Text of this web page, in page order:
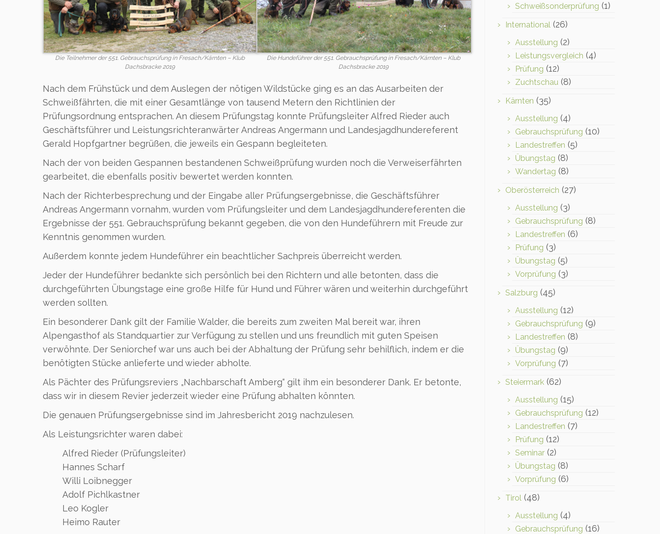
Die Teilnehmer der 551. Gebrauchsprüfung in Fresach/Kärnten – Klub
Dachsbracke 2019
Die Hundeführer der 551. Gebrauchsprüfung in Fresach/Kärnten – Klub
Dachsbracke 2019
Nach dem Frühstück und dem Auslegen der nötigen Wildstücke ging es an das Ausarbeiten der
Schweißfährten, die mit einer Gesamtlänge von tausend Metern den Richtlinien der
Prüfungsordnung entsprachen. An diesem Prüfungstag konnte Prüfungsleiter Alfred Rieder auch
Geschäftsführer und Leistungsrichteranwärter Andreas Angermann und Landesjagdhundereferent
Gerald Hopfgartner begrüßen, die jeweils ein Gespann begleiteten.
Nach der von beiden Gespannen bestandenen Schweißprüfung wurden noch die Verweiserfährten
gearbeitet, die ebenfalls positiv bewertet werden konnten.
Nach der Richterbesprechung und der Eingabe aller Prüfungsergebnisse, die Geschäftsführer
Andreas Angermann vornahm, wurden vom Prüfungsleiter und dem Landesjagdhundereferenten die
Ergebnisse der 551. Gebrauchsprüfung bekannt gegeben, die von den Hundeführern mit Freude zur
Kenntnis genommen wurden.
Außerdem konnte jedem Hundeführer ein beachtlicher Sachpreis überreicht werden.
Jeder der Hundeführer bedankte sich persönlich bei den Richtern und alle betonten, dass die
durchgeführten Übungstage eine große Hilfe für Hund und Führer wären und weiterhin durchgeführt
werden sollten.
Ein besonderer Dank gilt der Familie Walder, die bereits zum zweiten Mal bereit war, ihren
Alpengasthof als Standquartier zur Verfügung zu stellen und uns freundlich mit guten Speisen
verwöhnte. Der Seniorchef war uns auch bei der Abhaltung der Prüfung sehr behilflich, indem er die
benötigten Stücke anlieferte und wieder abholte.
Als Pächter des Prüfungsreviers „Nachbarschaft Amberg“ gilt ihm ein besonderer Dank. Er betonte,
dass wir in diesem Revier jederzeit wieder eine Prüfung abhalten könnten.
Die genauen Prüfungsergebnisse sind im Jahresbericht 2019 nachzulesen.
Als Leistungsrichter waren dabei:
Alfred Rieder (Prüfungsleiter)
Hannes Scharf
Willi Loibnegger
Adolf Pichlkastner
Leo Kogler
Heimo Rauter
Schweißsonderprüfung (1)
International (26)
Ausstellung (2)
Leistungsvergleich (4)
Prüfung (12)
Zuchtschau (8)
Kärnten (35)
Ausstellung (4)
Gebrauchsprüfung (10)
Landestreffen (5)
Übungstag (8)
Wandertag (8)
Oberösterreich (27)
Ausstellung (3)
Gebrauchsprüfung (8)
Landestreffen (6)
Prüfung (3)
Übungstag (5)
Vorprüfung (3)
Salzburg (45)
Ausstellung (12)
Gebrauchsprüfung (9)
Landestreffen (8)
Übungstag (9)
Vorprüfung (7)
Steiermark (62)
Ausstellung (15)
Gebrauchsprüfung (12)
Landestreffen (7)
Prüfung (12)
Seminar (2)
Übungstag (8)
Vorprüfung (6)
Tirol (48)
Ausstellung (4)
Gebrauchsprüfung (16)